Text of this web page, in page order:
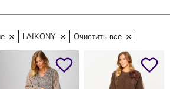
LAIKONY Очистить все